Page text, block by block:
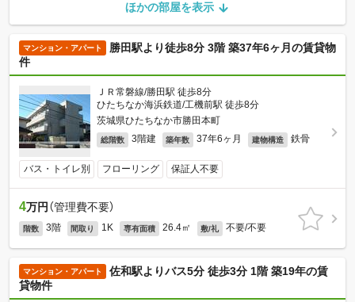
ほかの部屋を表示
マンション・アパート
勝田駅より徒歩8分 3階 築37年6ヶ月の賃貸物
件
ＪＲ常磐線/勝田駅 徒歩8分
ひたちなか海浜鉄道/工機前駅 徒歩8分
茨城県ひたちなか市勝田本町
総階数 3階建 築年数 37年6ヶ月 建物構造 鉄骨
バス・トイレ別 フローリング 保証人不要
4万円 （管理費不要）
階数 3階 間取り 1K 専有面積 26.4㎡ 敷/礼 不要/不要
マンション・アパート
佐和駅よりバス5分 徒歩3分 1階 築19年の賃
貸物件